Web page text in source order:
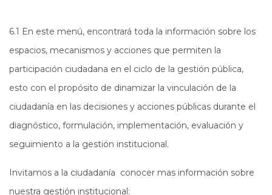
6.1 En este menú, encontrará toda la información sobre los
espacios, mecanismos y acciones que permiten la
participación ciudadana en el ciclo de la gestión pública,
esto con el propósito de dinamizar la vinculación de la
ciudadanía en las decisiones y acciones públicas durante el
diagnóstico, formulación, implementación, evaluación y
seguimiento a la gestión institucional.
Invitamos a la ciudadanía conocer mas información sobre
nuestra gestión institucional: